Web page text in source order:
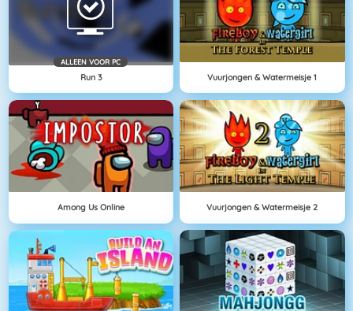
ALLEEN VOOR PC
Run 3 Vuurjongen & Watermeisje 1
Among Us Online Vuurjongen & Watermeisje 2